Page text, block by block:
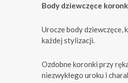
Body dziewczęce
Urocze body dziewczęce,
każdej stylizacji.
Ozdobne koronki przy
niezwykłego uroku i